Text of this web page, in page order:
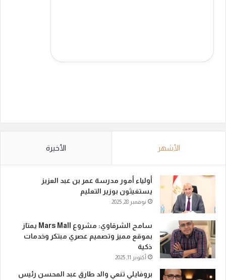
الأشهر الأخيرة
أولياء أمور مدرسة عمر بن عبد العزيز
يستغيثون بوزير التعليم
نوفمبر 28, 2025
سامح الشرقاوي: مشروع Mars Mall يمتاز
بموقع مميز وتصميم عصري مبتكر وخدمات
ذكية
أكتوبر 11, 2025
بروفايلي تنعي والد طارق عبد المحسن رئيس